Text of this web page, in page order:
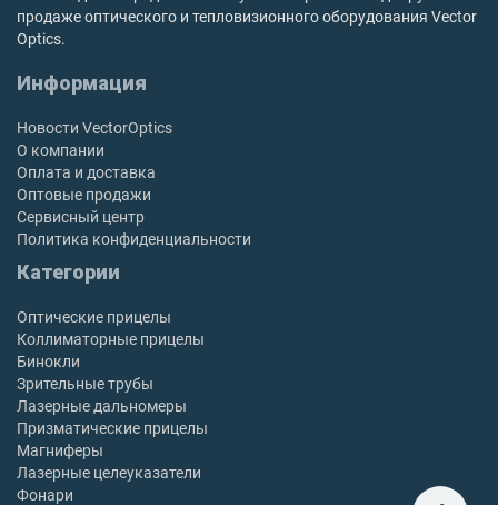
продаже оптического и тепловизионного оборудования Vector
Optics.
Информация
Новости VectorOptics
О компании
Оплата и доставка
Оптовые продажи
Сервисный центр
Политика конфиденциальности
Категории
Оптические прицелы
Коллиматорные прицелы
Бинокли
Зрительные трубы
Лазерные дальномеры
Призматические прицелы
Магниферы
Лазерные целеуказатели
Фонари